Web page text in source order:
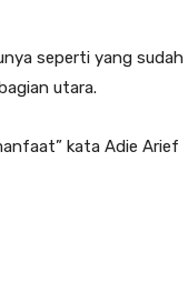
seperti yang sudah
utara.
kata Adie Arief